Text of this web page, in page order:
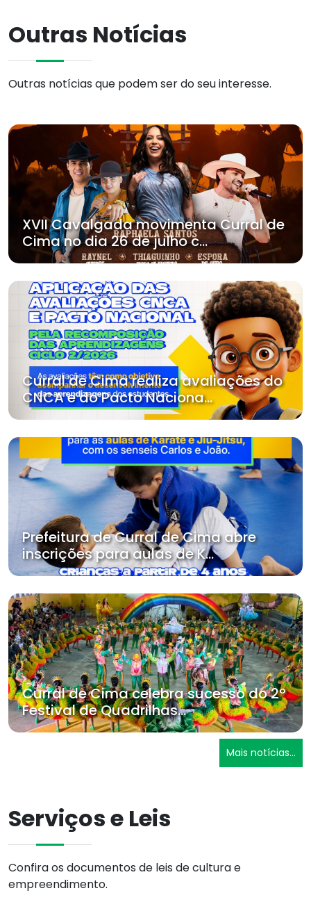
Outras Notícias
Outras notícias que podem ser do seu interesse.
XVII Cavalgada movimenta Curral de
Cima no dia 26 de julho c...
Curral de Cima realiza avaliações do
CNCA e do Pacto Naciona...
Prefeitura de Curral de Cima abre
inscrições para aulas de K...
Curral de Cima celebra sucesso do 2º
Festival de Quadrilhas...
Mais notícias...
Serviços e Leis
Confira os documentos de leis de cultura e
empreendimento.